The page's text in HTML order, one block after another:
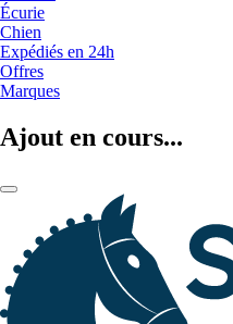
Écurie
Chien
Expédiés en 24h
Offres
Marques
Ajout en cours...